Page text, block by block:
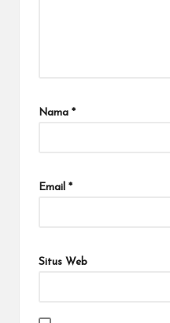
Nama *
Email *
Situs Web